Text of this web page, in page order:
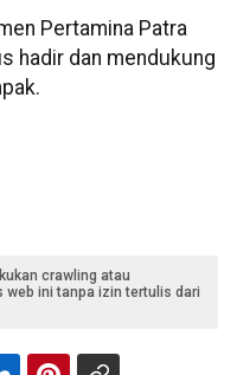
Pertamina Patra
hadir dan mendukung
crawling atau
ini tanpa izin tertulis dari